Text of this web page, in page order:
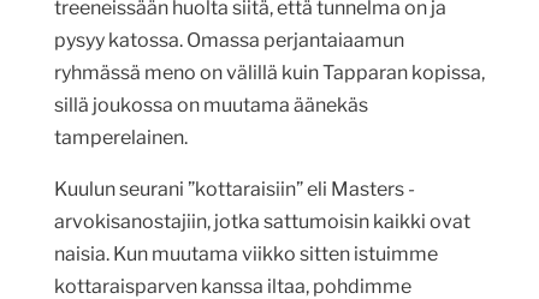
treeneissään huolta siitä, että tunnelma on ja
pysyy katossa. Omassa perjantaiaamun
ryhmässä meno on välillä kuin Tapparan kopissa,
sillä joukossa on muutama äänekäs
tamperelainen.
Kuulun seurani ”kottaraisiin” eli Masters -
arvokisanostajiin, jotka sattumoisin kaikki ovat
naisia. Kun muutama viikko sitten istuimme
kottaraisparven kanssa iltaa, pohdimme